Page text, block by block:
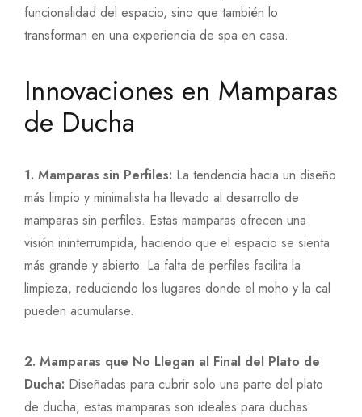
funcionalidad del espacio, sino que también lo
transforman en una experiencia de spa en casa.
Innovaciones en Mamparas
de Ducha
1. Mamparas sin Perfiles: La tendencia hacia un diseño
más limpio y minimalista ha llevado al desarrollo de
mamparas sin perfiles. Estas mamparas ofrecen una
visión ininterrumpida, haciendo que el espacio se sienta
más grande y abierto. La falta de perfiles facilita la
limpieza, reduciendo los lugares donde el moho y la cal
pueden acumularse.
2. Mamparas que No Llegan al Final del Plato de
Ducha: Diseñadas para cubrir solo una parte del plato
de ducha, estas mamparas son ideales para duchas